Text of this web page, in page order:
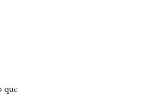
que